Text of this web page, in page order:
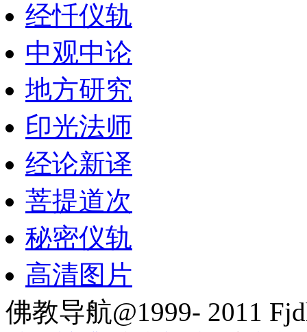
经忏仪轨
中观中论
地方研究
印光法师
经论新译
菩提道次
秘密仪轨
高清图片
佛教导航@1999- 2011